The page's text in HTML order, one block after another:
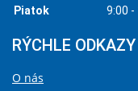
Piatok
9:00 -
RÝCHLE ODKAZY
O nás